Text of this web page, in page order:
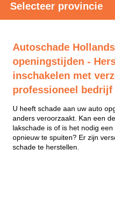
Selecteer provincie
Autoschade
openingstijden -
inschakelen met
professioneel bedrijf
U heeft schade aan uw auto
anders veroorzaakt. Kan een
lakschade is of is het nodig
opnieuw te spuiten? Er zijn
schade te herstellen.